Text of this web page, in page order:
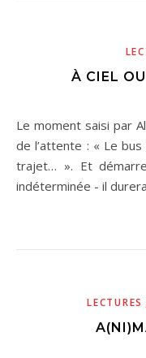
À CIEL
Le moment saisi par Alice Riché est celui de l’immobilité et
de l’attente : « Le
trajet… ». Et
indéterminée - il
LECTURES